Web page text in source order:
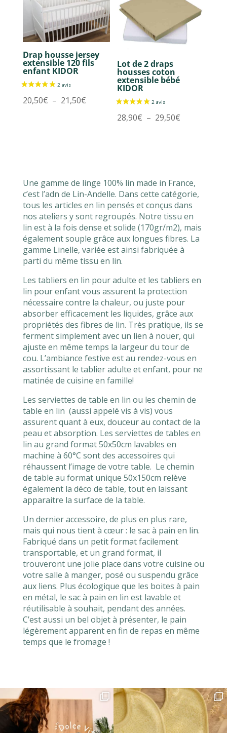
Drap housse jersey
extensible 120 fils
enfant KIDOR
2 avis
20,50€ – 21,50€Plage
Lot de 2 draps
housses coton
extensible bébé
KIDOR
28,90€ – 29,50€
29,50€
Une gamme de linge 100% lin made in France,
c’est l’adn de Lin-Andelle. Dans cette catégorie,
tous les articles en lin pensés et conçus dans
nos ateliers y sont regroupés. Notre tissu en
lin est à la fois dense et solide (170gr/m2), mais
également souple grâce aux longues fibres. La
gamme Linelle, variée est ainsi fabriquée à
parti du même tissu en lin.
Les tabliers en lin pour adulte et les tabliers en
lin pour enfant vous assurent la protection
nécessaire contre la chaleur, ou juste pour
absorber efficacement les liquides, grâce aux
propriétés des fibres de lin. Très pratique, ils se
ferment simplement avec un lien à nouer, qui
ajuste en même temps la largeur du tour de
cou. L’ambiance festive est au rendez-vous en
assortissant le tablier adulte et enfant, pour ne
matinée de cuisine en famille!
Les serviettes de table en lin ou les chemin de
table en lin (aussi appelé vis à vis) vous
assurent quant à eux, douceur au contact de la
peau et absorption. Les serviettes de tables en
lin au grand format 50x50cm lavables en
machine à 60°C sont des accessoires qui
réhaussent l’image de votre table. Le chemin
de table au format unique 50x150cm relève
également la déco de table, tout en laissant
apparaitre la surface de la table.
Un dernier accessoire, de plus en plus rare,
mais qui nous tient à cœur : le sac à pain en lin.
Fabriqué dans un petit format facilement
transportable, et un grand format, il
trouveront une jolie place dans votre cuisine ou
votre salle à manger, posé ou suspendu grâce
aux liens. Plus écologique que les boites à pain
en métal, le sac à pain en lin est lavable et
réutilisable à souhait, pendant des années.
C’est aussi un bel objet à présenter, le pain
légèrement apparent en fin de repas en même
temps que le fromage !